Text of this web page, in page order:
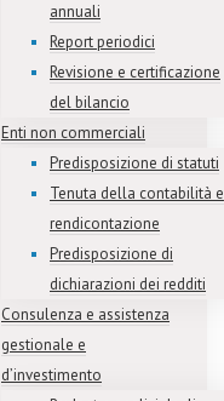
annuali
Report periodici
Revisione e certificazione
del bilancio
Enti non commerciali
Predisposizione di statuti
Tenuta della contabilità e
rendicontazione
Predisposizione di
dichiarazioni dei redditi
Consulenza e assistenza
gestionale e
d’investimento